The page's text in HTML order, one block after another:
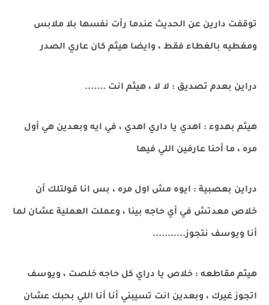
توقفت دارين عن الحديث عندما رأت نفسها بلا ملابس
ومغطيه بالغطاء فقط ، وايضا هيثم كان عاري الصدر
دراين بعدم تصديق : لا لا ، هيثم انت .......
هيثم بهدوء : اهدي يا داري اهدي ، في ايه وبعدين هي أول
مره ، ما أحنا عارفين اللي فيها
دراين بعصبية : ايوه مش اول مره ، بس انا قولتلك أن
خلاص معدتش في أي حاجه بينا ، وعملت العملية عشان لما
أنا ويوسف نتجوز...........
هيثم مقاطعه : خلاص يا دراي كل حاجه خلصت ، ويوسف
اتجوز غيرك ، وبعدين انت تسيبني أنا أنا اللي بحبك عشان